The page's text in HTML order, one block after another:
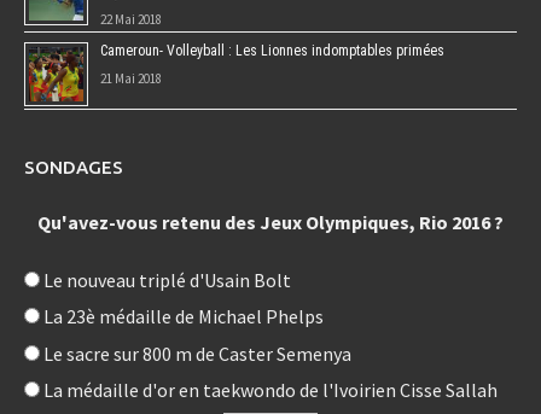
22 Mai 2018
Cameroun- Volleyball : Les Lionnes indomptables primées
21 Mai 2018
SONDAGES
Qu'avez-vous retenu des Jeux Olympiques, Rio 2016 ?
Le nouveau triplé d'Usain Bolt
La 23è médaille de Michael Phelps
Le sacre sur 800 m de Caster Semenya
La médaille d'or en taekwondo de l'Ivoirien Cisse Sallah